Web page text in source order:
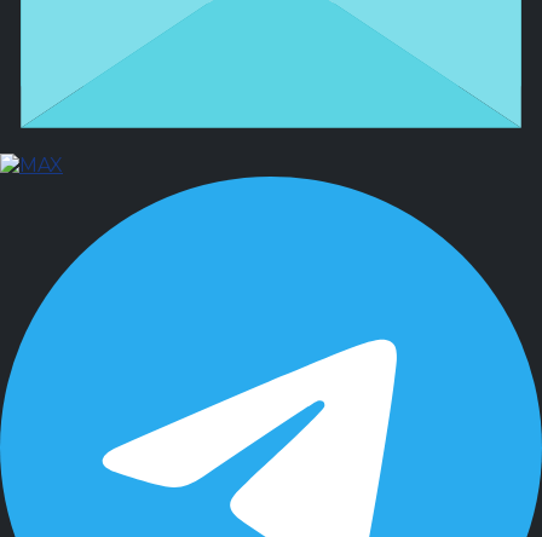
Защита в суде
Участникам СВО
Споры с маркетплейсами
Санкционное право
О нас
Отзывы
Контакты